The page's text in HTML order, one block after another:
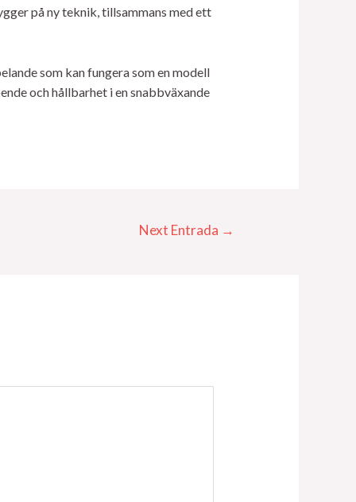
på ny teknik, tillsammans med ett
som kan fungera som en modell
och hållbarhet i en snabbväxande
Next Entrada →